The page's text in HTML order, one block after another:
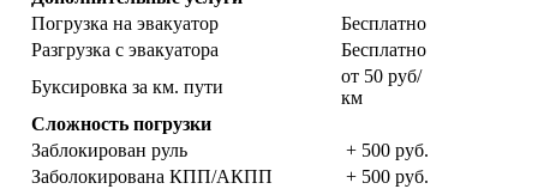
Погрузка на эвакуатор
Бесплатно
Разгрузка с эвакуатора
Бесплатно
Буксировка за км. пути
от 50 руб/
км
Сложность погрузки
Заблокирован руль
+ 500 руб.
Заболокирована КПП/АКПП
+ 500 руб.